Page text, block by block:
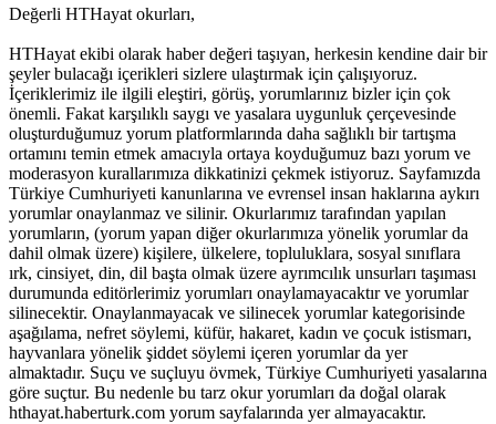
Değerli HTHayat okurları,
HTHayat ekibi olarak haber değeri taşıyan, herkesin kendine dair bir
şeyler bulacağı içerikleri sizlere ulaştırmak için çalışıyoruz.
İçeriklerimiz ile ilgili eleştiri, görüş, yorumlarınız bizler için çok
önemli. Fakat karşılıklı saygı ve yasalara uygunluk çerçevesinde
oluşturduğumuz yorum platformlarında daha sağlıklı bir tartışma
ortamını temin etmek amacıyla ortaya koyduğumuz bazı yorum ve
moderasyon kurallarımıza dikkatinizi çekmek istiyoruz. Sayfamızda
Türkiye Cumhuriyeti kanunlarına ve evrensel insan haklarına aykırı
yorumlar onaylanmaz ve silinir. Okurlarımız tarafından yapılan
yorumların, (yorum yapan diğer okurlarımıza yönelik yorumlar da
dahil olmak üzere) kişilere, ülkelere, topluluklara, sosyal sınıflara
ırk, cinsiyet, din, dil başta olmak üzere ayrımcılık unsurları taşıması
durumunda editörlerimiz yorumları onaylamayacaktır ve yorumlar
silinecektir. Onaylanmayacak ve silinecek yorumlar kategorisinde
aşağılama, nefret söylemi, küfür, hakaret, kadın ve çocuk istismarı,
hayvanlara yönelik şiddet söylemi içeren yorumlar da yer
almaktadır. Suçu ve suçluyu övmek, Türkiye Cumhuriyeti yasalarına
göre suçtur. Bu nedenle bu tarz okur yorumları da doğal olarak
hthayat.haberturk.com yorum sayfalarında yer almayacaktır.